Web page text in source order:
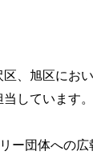
、旭区にお
しています。
ー団体への広